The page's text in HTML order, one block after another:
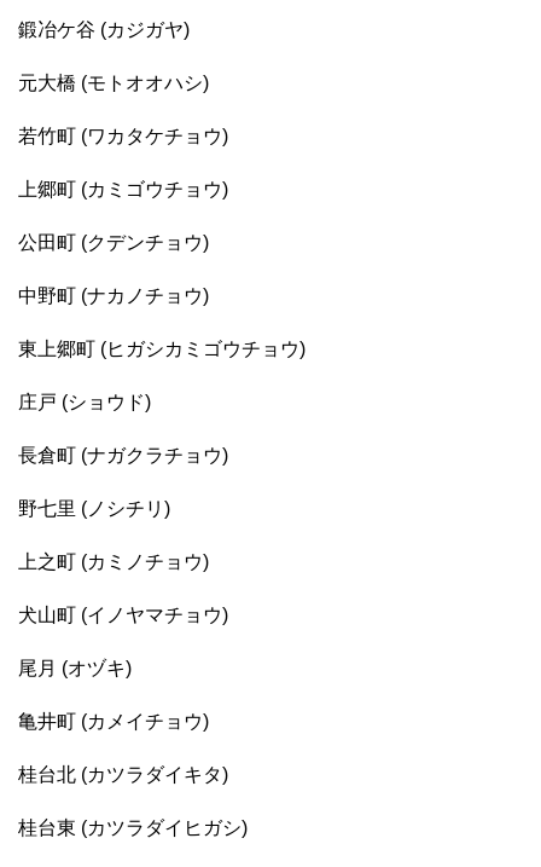
鍛冶ケ谷 (カジガヤ)
元大橋 (モトオオハシ)
若竹町 (ワカタケチョウ)
上郷町 (カミゴウチョウ)
公田町 (クデンチョウ)
中野町 (ナカノチョウ)
東上郷町 (ヒガシカミゴウチョウ)
庄戸 (ショウド)
長倉町 (ナガクラチョウ)
野七里 (ノシチリ)
上之町 (カミノチョウ)
犬山町 (イノヤマチョウ)
尾月 (オヅキ)
亀井町 (カメイチョウ)
桂台北 (カツラダイキタ)
桂台東 (カツラダイヒガシ)